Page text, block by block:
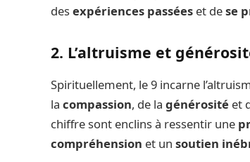
desexpériences passées et dese
2. L’altruisme et
Spirituellement, le 9 incarne
la compassion, de la générosité et
chiffre sont enclins à ressentir une
compréhension et un soutien